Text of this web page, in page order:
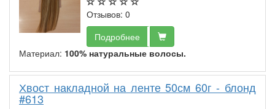
Отзывов: 0
Подробнее
Материал: 100% натуральные волосы.
Хвост накладной на ленте 50см 60г - блонд
#613